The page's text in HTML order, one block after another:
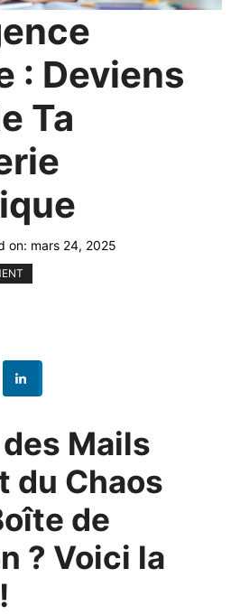
: Deviens
Ta
on: mars 24, 2025
Mails
du Chaos
de
? Voici la